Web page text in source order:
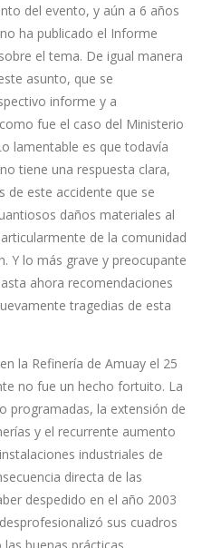
del evento, y aún a 6 años
ha publicado el Informe
el tema. De igual manera
asunto, que se
informe y a
fue el caso del Ministerio
lamentable es que todavía
tiene una respuesta clara,
de este accidente que se
daños materiales al
de la comunidad
Y lo más grave y preocupante
ahora recomendaciones
tragedias de esta
la Refinería de Amuay el 25
no fue un hecho fortuito. La
programadas, la extensión de
y el recurrente aumento
industriales de
directa de las
despedido en el año 2003
sus cuadros
buenas prácticas